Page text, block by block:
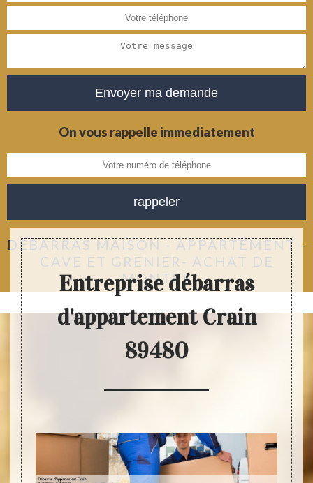
On vous rappelle immediatement
DÉBARRAS MAISON - APPARTEMENT -
CAVE ET GRENIER- ACHAT DE
MONTRE
Entreprise débarras
d'appartement Crain
89480